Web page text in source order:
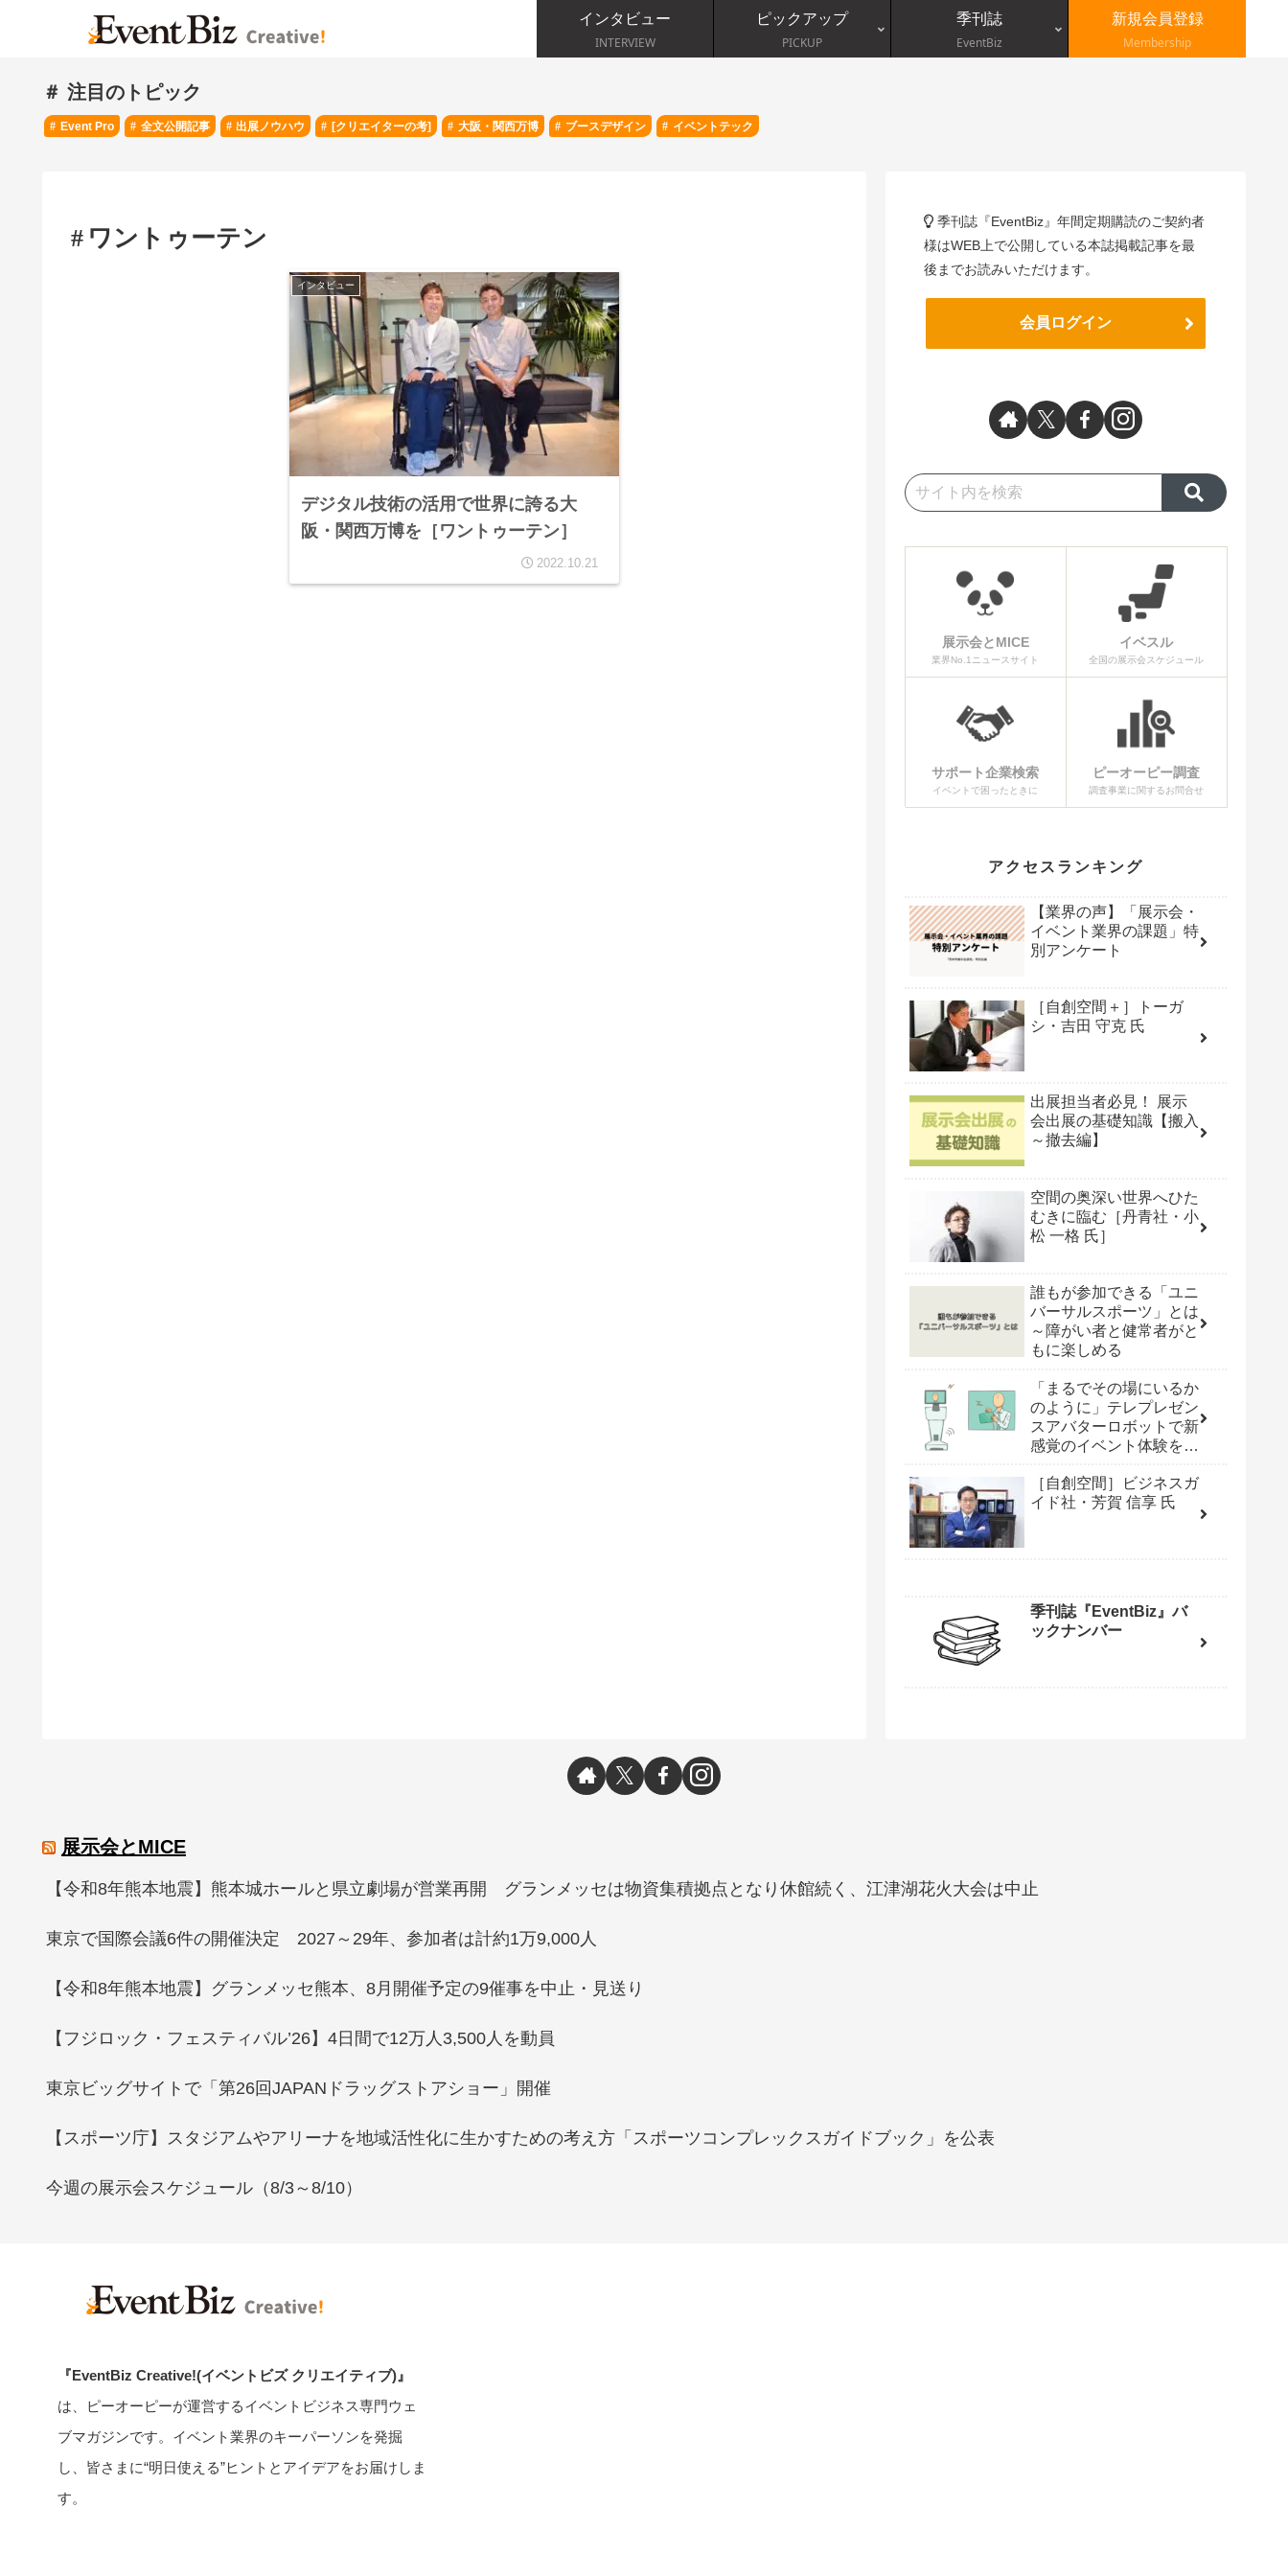
インタビュー
INTERVIEW
ピックアップ
PICKUP
季刊誌
EventBiz
新規会員登録
Membership
＃ 注目のトピック
Event Pro 全文公開記事 出展ノウハウ [クリエイターの考] 大阪・関西万博 ブースデザイン イベントテック
ワントゥーテン
インタビュー
デジタル技術の活用で世界に誇る大
阪・関西万博を［ワントゥーテン］
2022.10.21
季刊誌『EventBiz』年間定期購読のご契約者
様はWEB上で公開している本誌掲載記事を最
後までお読みいただけます。
会員ログイン
展示会とMICE
業界No.1ニュースサイト
イベスル
全国の展示会スケジュール
サポート企業検索
イベントで困ったときに
ピーオーピー調査
調査事業に関するお問合せ
アクセスランキング
【業界の声】「展示会・
イベント業界の課題」特
別アンケート
［自創空間＋］トーガ
シ・吉田 守克 氏
出展担当者必見！ 展示
会出展の基礎知識【搬入
～撤去編】
空間の奥深い世界へひた
むきに臨む［丹青社・小
松 一格 氏］
誰もが参加できる「ユニ
バーサルスポーツ」とは
～障がい者と健常者がと
もに楽しめる
「まるでその場にいるか
のように」テレプレゼン
スアバターロボットで新
感覚のイベント体験を
氏］
［自創空間］ビジネスガ
イド社・芳賀 信享 氏
季刊誌『EventBiz』バ
ックナンバー
展示会とMICE
【令和8年熊本地震】熊本城ホールと県立劇場が営業再開 グランメッセは物資集積拠点となり休館続く、江津湖花火大会は中止
東京で国際会議6件の開催決定 2027～29年、参加者は計約1万9,000人
【令和8年熊本地震】グランメッセ熊本、8月開催予定の9催事を中止・見送り
【フジロック・フェスティバル’26】4日間で12万人3,500人を動員
東京ビッグサイトで「第26回JAPANドラッグストアショー」開催
【スポーツ庁】スタジアムやアリーナを地域活性化に生かすための考え方「スポーツコンプレックスガイドブック」を公表
今週の展示会スケジュール（8/3～8/10）
『EventBiz Creative!(イベントビズ クリエイティブ)』
は、ピーオーピーが運営するイベントビジネス専門ウェ
ブマガジンです。イベント業界のキーパーソンを発掘
し、皆さまに“明日使える”ヒントとアイデアをお届けしま
す。